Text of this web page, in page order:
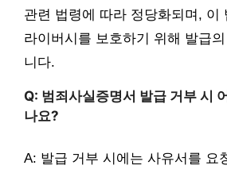
관련 법령에 따라 정당화되며, 이
라이버시를 보호하기 위해 발급
니다.
Q: 범죄사실증명서 발급 거부 시
나요?
A: 발급 거부 시에는 사유서를 요